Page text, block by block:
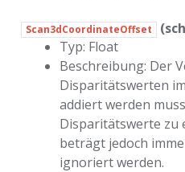
Scan3dCoordinateOffset
Typ: Float
Beschreibung: Der
Disparitätswerten
addiert werden
Disparitätswerte zu
beträgt jedoch
ignoriert werden.